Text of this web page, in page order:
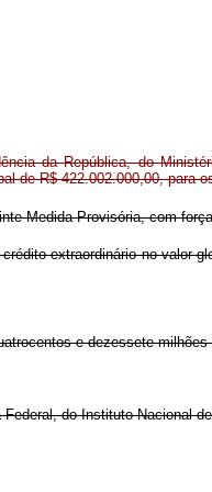
da República, do
de R$ 422.002.000,00, para
Medida Provisória, com
extraordinário no valor
e dezessete milhões
do Instituto Nacional